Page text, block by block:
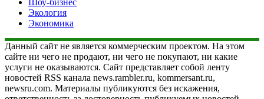
Экология
Экономика
Данный сайт не является коммерческим проектом. На этом
сайте ни чего не продают, ни чего не покупают, ни какие
услуги не оказываются. Сайт представляет собой ленту
новостей RSS канала news.rambler.ru, kommersant.ru,
newsru.com. Материалы публикуются без искажения,